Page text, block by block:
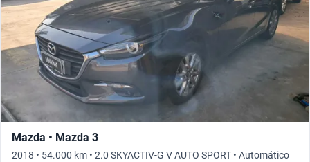
Mazda • Mazda 3
2018 • 54.000 km • 2.0 SKYACTIV-G V AUTO SPORT • Automático